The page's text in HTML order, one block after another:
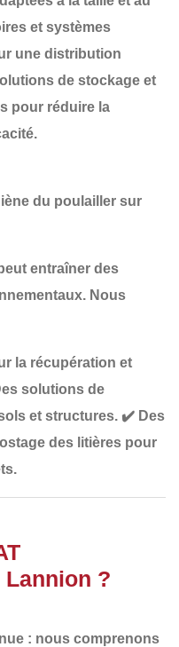
et systèmes
une distribution
de stockage et
pour réduire la
du poulailler sur
entraîner des
. Nous
la récupération et
solutions de
et structures. ✔️ Des
des litières pour
?
: nous comprenons